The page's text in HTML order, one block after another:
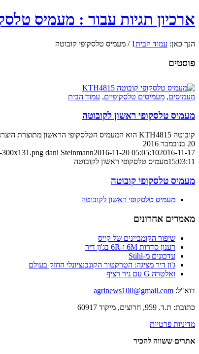
ארכיון תגיות עבור : מעמיס
הנך כאן: עמוד הבית1
/ מעמיס טלסקופי קובוטה
פוסטים
מעמיסים, מעמיסים טלסקופיים, עמוד הבית
מעמיס טלסקופי ראשון לקובוטה
קובוטה KTH4815 הוא המעמיס הטלסקופי הראשון מתוצרת היצרנית היפנית הכתומה; ככל הנראה יוצע גם אצלנו
20 בנובמבר 2016
300x131.png dani Steinmann2016-11-20 05:05:102016-11-17
15:03:11מעמיס טלסקופי ראשון לקובוטה
מעמיס טלסקופי קובוטה
מעמיס טלסקופי ראשון לקובוטה
מאמרים אחרונים
שיפור הקומביינים של קייס
רענון סדרות 6M ו-6R בג'ון דיר
עדכונים מ-Stihl
ג'ון דיר מציגה: הטרקטור הקונבנציונלי החזק בעולם
ואלטרה G עם גיר רציף
דוא"ל: agrinews100@gmail.com
כתובת: ת.ד. 959, חרוצים, מיקוד 60917
מדיניות פרטיות
אתרים ששווה להכיר